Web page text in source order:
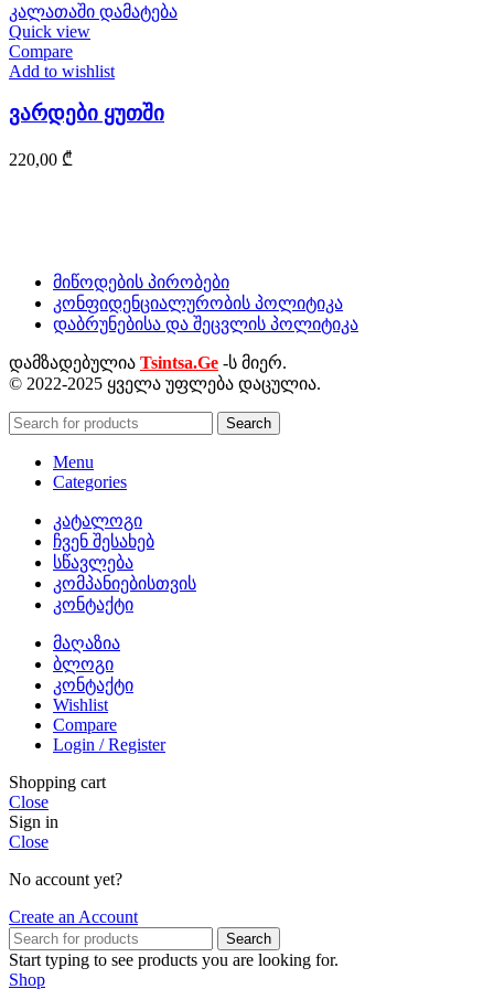
კალათაში დამატება
Quick view
Compare
Add to wishlist
ვარდები ყუთში
220,00 ₾
მიწოდების პირობები
კონფიდენციალურობის პოლიტიკა
დაბრუნებისა და შეცვლის პოლიტიკა
დამზადებულია Tsintsa.Ge -ს მიერ.
© 2022-2025 ყველა უფლება დაცულია.
Search
Menu
Categories
კატალოგი
ჩვენ შესახებ
სწავლება
კომპანიებისთვის
კონტაქტი
მაღაზია
ბლოგი
კონტაქტი
Wishlist
Compare
Login / Register
Shopping cart
Close
Sign in
Close
No account yet?
Create an Account
Search
Start typing to see products you are looking for.
Shop